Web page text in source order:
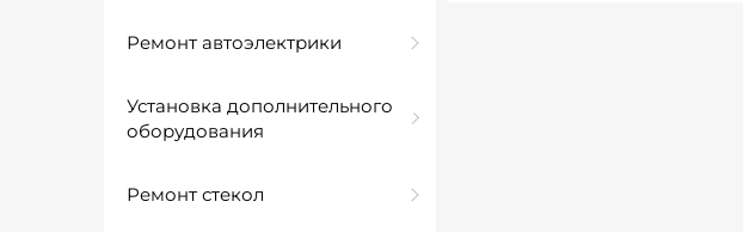
Ремонт автоэлектрики
Установка дополнительного
оборудования
Ремонт стекол